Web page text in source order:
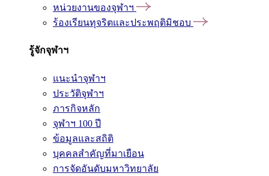
หน่วยงานของจุฬาฯ
ร้องเรียนทุจริตและประพฤติมิชอบ
รู้จักจุฬาฯ
แนะนำจุฬาฯ
ประวัติจุฬาฯ
ภารกิจหลัก
จุฬาฯ 100 ปี
ข้อมูลและสถิติ
บุคคลสำคัญที่มาเยือน
การจัดอันดับมหาวิทยาลัย